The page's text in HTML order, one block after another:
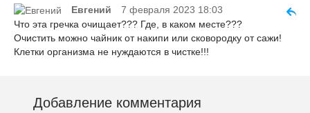
Евгений
7 февраля 2023 18:03
Что эта гречка очищает??? Где, в каком месте???
Очистить можно чайник от накипи или сковородку от сажи!
Клетки организма не нуждаются в чистке!!!
Добавление комментария